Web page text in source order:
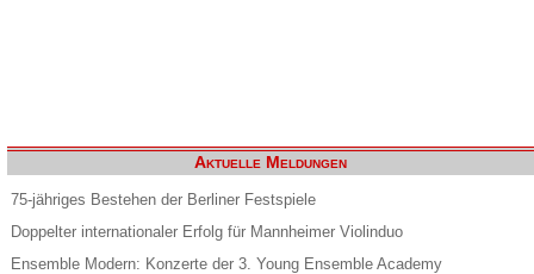
Aktuelle Meldungen
75-jähriges Bestehen der Berliner Festspiele
Doppelter internationaler Erfolg für Mannheimer Violinduo
Ensemble Modern: Konzerte der 3. Young Ensemble Academy